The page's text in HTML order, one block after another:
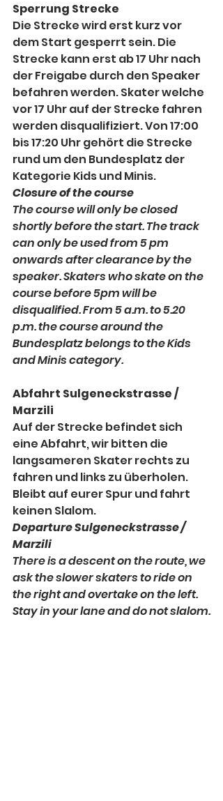
Sperrung Strecke
Die Strecke wird erst kurz vor
dem Start gesperrt sein. Die
Strecke kann erst ab 17 Uhr nach
der Freigabe durch den Speaker
befahren werden. Skater welche
vor 17 Uhr auf der Strecke fahren
werden disqualifiziert. Von 17:00
bis 17:20 Uhr gehört die Strecke
rund um den Bundesplatz der
Kategorie Kids und Minis.
Closure of the course
The course will only be closed
shortly before the start. The track
can only be used from 5 pm
onwards after clearance by the
speaker. Skaters who skate on the
course before 5pm will be
disqualified. From 5 a.m. to 5.20
p.m. the course around the
Bundesplatz belongs to the Kids
and Minis category.
Abfahrt Sulgeneckstrasse /
Marzili
Auf der Strecke befindet sich
eine Abfahrt, wir bitten die
langsameren Skater rechts zu
fahren und links zu überholen.
Bleibt auf eurer Spur und fahrt
keinen Slalom.
Departure Sulgeneckstrasse /
Marzili
There is a descent on the route, we
ask the slower skaters to ride on
the right and overtake on the left.
Stay in your lane and do not slalom.